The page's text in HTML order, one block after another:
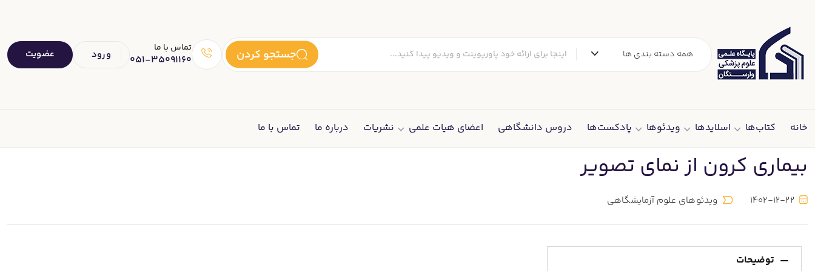
همه دسته بندی ها جستجو کردن تماس با ما
051-35091160 ورود عضویت
خانه کتاب‌ها اسلایدها ویدئوها پادکست‌ها دروس دانشگاهی اعضای هیات علمی نشریات درباره ما تماس با ما
بیماری کرون از نمای تصویر
1402-12-22 ویدئوهای علوم آزمایشگاهی
توضیحات